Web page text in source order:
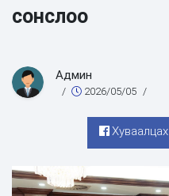
сонслоо
Админ
/ 2026/05/05 /
Хуваалцах